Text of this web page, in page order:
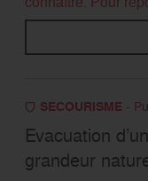
SECOURISME-
Evacuation
grandeur